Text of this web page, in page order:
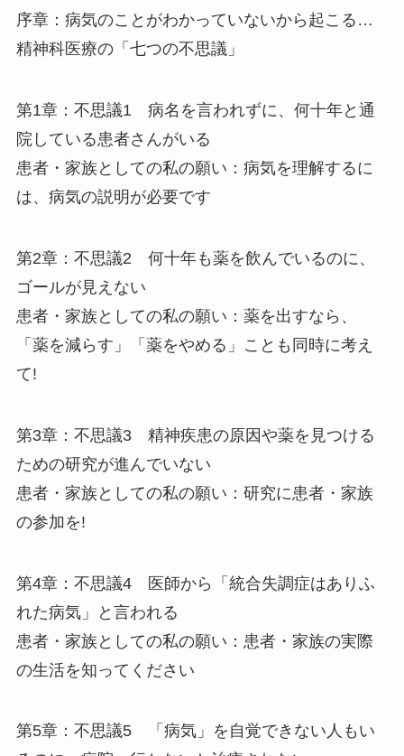
序章：病気のことがわかっていないから起こる…
精神科医療の「七つの不思議」
第1章：不思議1 病名を言われずに、何十年と通
院している患者さんがいる
患者・家族としての私の願い：病気を理解するに
は、病気の説明が必要です
第2章：不思議2 何十年も薬を飲んでいるのに、
ゴールが見えない
患者・家族としての私の願い：薬を出すなら、
「薬を減らす」「薬をやめる」ことも同時に考え
て!
第3章：不思議3 精神疾患の原因や薬を見つける
ための研究が進んでいない
患者・家族としての私の願い：研究に患者・家族
の参加を!
第4章：不思議4 医師から「統合失調症はありふ
れた病気」と言われる
患者・家族としての私の願い：患者・家族の実際
の生活を知ってください
第5章：不思議5 「病気」を自覚できない人もい